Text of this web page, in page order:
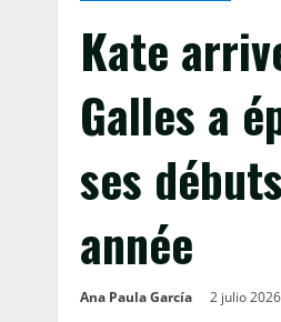
Kate
Galles a
ses
année
Ana Paula García 2 julio 2026